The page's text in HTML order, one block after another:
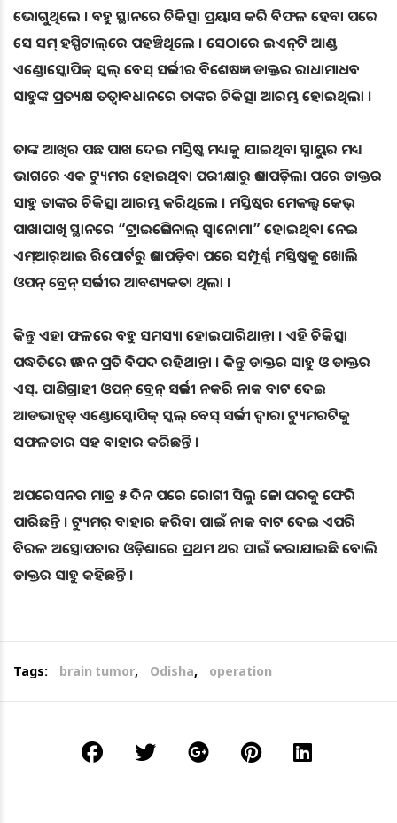
ଭୋଗୁଥିଲେ । ବହୁ ସ୍ଥାନରେ ଚିକିତ୍ସା ପ୍ରୟାସ କରି ବିଫଳ ହେବା ପରେ
ସେ ସମ୍ ହସ୍ପିଟାଲ୍‌ରେ ପହଞ୍ଚିଥିଲେ । ସେଠାରେ ଇଏନ୍‌ଟି ଆଣ୍ଡ
ଏଣ୍ଡୋସ୍କୋପିକ୍ ସ୍କଲ୍ ବେସ୍ ସର୍ଜରୀର ବିଶେଷଜ୍ଞ ଡାକ୍ତର ରାଧାମାଧବ
ସାହୁଙ୍କ ପ୍ରତ୍ୟକ୍ଷ ତତ୍ୱାବଧାନରେ ତାଙ୍କର ଚିକିତ୍ସା ଆରମ୍ଭ ହୋଇଥିଲା ।
ତାଙ୍କ ଆଖିର ପଛ ପାଖ ଦେଇ ମସ୍ତିଷ୍କ ମଧ୍ୟକୁ ଯାଇଥିବା ସ୍ନାୟୁର ମଧ୍ୟ
ଭାଗରେ ଏକ ଟ୍ୟୁମର ହୋଇଥିବା ପରୀକ୍ଷାରୁ ଜଣାପଡ଼ିଲା ପରେ ଡାକ୍ତର
ସାହୁ ତାଙ୍କର ଚିକିତ୍ସା ଆରମ୍ଭ କରିଥିଲେ । ମସ୍ତିଷ୍କର ମେକଲ୍ସ କେଭ୍
ପାଖାପାଖି ସ୍ଥାନରେ “ଟ୍ରାଇଜେମିନାଲ୍ ସ୍ୱାନୋମା” ହୋଇଥିବା ନେଇ
ଏମ୍‌ଆର୍‌ଆଇ ରିପୋର୍ଟରୁ ଜଣାପଡ଼ିବା ପରେ ସମ୍ପୂର୍ଣ୍ଣ ମସ୍ତିଷ୍କକୁ ଖୋଲି
ଓପନ୍ ବ୍ରେନ୍ ସର୍ଜରୀର ଆବଶ୍ୟକତା ଥିଲା ।
କିନ୍ତୁ ଏହା ଫଳରେ ବହୁ ସମସ୍ୟା ହୋଇପାରିଥାନ୍ତା । ଏହି ଚିକିତ୍ସା
ପଦ୍ଧତିରେ ଜୀବନ ପ୍ରତି ବିପଦ ରହିଥାନ୍ତା । କିନ୍ତୁ ଡାକ୍ତର ସାହୁ ଓ ଡାକ୍ତର
ଏସ୍. ପାଣିଗ୍ରାହୀ ଓପନ୍ ବ୍ରେନ୍ ସର୍ଜରୀ ନକରି ନାକ ବାଟ ଦେଇ
ଆଡଭାନ୍ସଡ୍‌ ଏଣ୍ଡୋସ୍କୋପିକ୍ ସ୍କଲ୍ ବେସ୍ ସର୍ଜରୀ ଦ୍ୱାରା ଟ୍ୟୁମରଟିକୁ
ସଫଳତାର ସହ ବାହାର କରିଛନ୍ତି ।
ଅପରେସନର ମାତ୍ର ୫ ଦିନ ପରେ ରୋଗୀ ସିଲୁ ଜେନା ଘରକୁ ଫେରି
ପାରିଛନ୍ତି । ଟ୍ୟୁମର୍‌ ବାହାର କରିବା ପାଇଁ ନାକ ବାଟ ଦେଇ ଏପରି
ବିରଳ ଅସ୍ତ୍ରୋପଚାର ଓଡ଼ିଶାରେ ପ୍ରଥମ ଥର ପାଇଁ କରାଯାଇଛି ବୋଲି
ଡାକ୍ତର ସାହୁ କହିଛନ୍ତି ।
Tags: brain tumor, Odisha, operation